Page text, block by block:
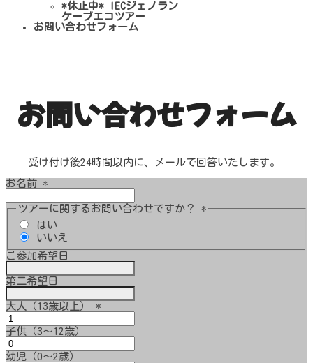
*休止中* IECジェノラン
ケーブエコツアー
お問い合わせフォーム
お問い合わせフォーム
受け付け後24時間以内に、メールで回答いたします。
お名前 *
ツアーに関するお問い合わせですか？*
はい
いいえ
ご参加希望日
第二希望日
大人（13歳以上） *
子供（3～12歳）
幼児（0～2歳）